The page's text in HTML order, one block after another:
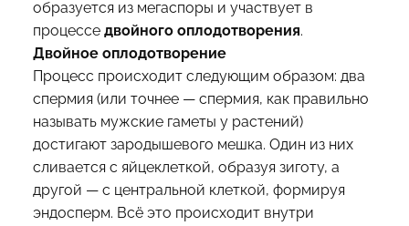
образуется из мегаспоры и участвует в
процессе двойного оплодотворения.
Двойное оплодотворение
Процесс происходит следующим образом: два
спермия (или точнее — спермия, как правильно
называть мужские гаметы у растений)
достигают зародышевого мешка. Один из них
сливается с яйцеклеткой, образуя зиготу, а
другой — с центральной клеткой, формируя
эндосперм. Всё это происходит внутри